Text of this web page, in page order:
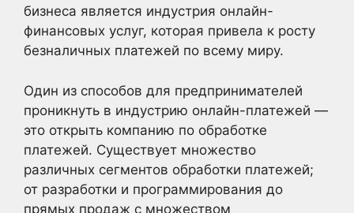
бизнеса является индустрия онлайн-
финансовых услуг, которая привела к росту
безналичных платежей по всему миру.
Один из способов для предпринимателей
проникнуть в индустрию онлайн-платежей —
это открыть компанию по обработке
платежей. Существует множество
различных сегментов обработки платежей;
от разработки и программирования до
прямых продаж с множеством